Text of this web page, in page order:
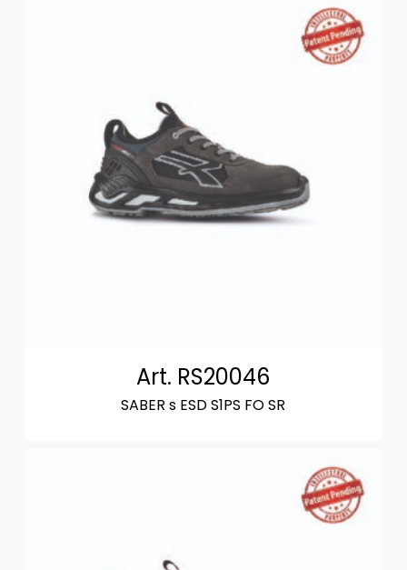
Art. RS20046
SABER s ESD S1PS FO SR